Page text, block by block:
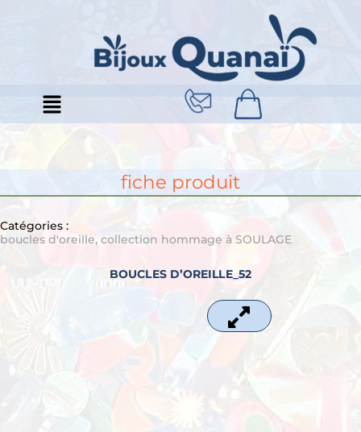
fiche produit
Catégories :
boucles d'oreille, collection hommage à SOULAGE
BOUCLES D’OREILLE_52